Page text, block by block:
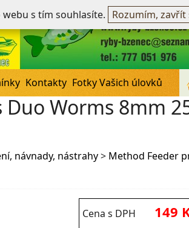
Nepřihlášen -
Kontakty Fotky Vašich úlovků
Worms 8mm
návnady, nástrahy> Method Feeder
Cena s DPH 149
s tím souhlasíte. Rozumím, zavřít